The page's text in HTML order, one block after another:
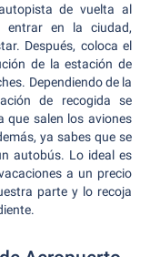
de vuelta al
entrar en la ciudad,
Después, coloca el
de la estación de
Dependiendo de la
de recogida se
que salen los aviones
ya sabes que se
autobús. Lo ideal es
a un precio
parte y lo recoja